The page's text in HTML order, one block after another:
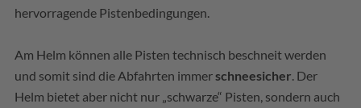
hervorragende Pistenbedingungen.
Am Helm können alle Pisten technisch beschneit werden
und somit sind die Abfahrten immerschneesicher . Der
Helm bietet aber nicht nur „schwarze“ Pisten, sondern auch